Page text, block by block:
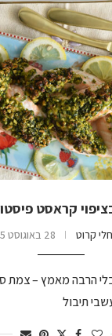
קראסט
קרוט 28 באוגוסט 2025
בלי הרבה מאמץ – צמת
תיבול